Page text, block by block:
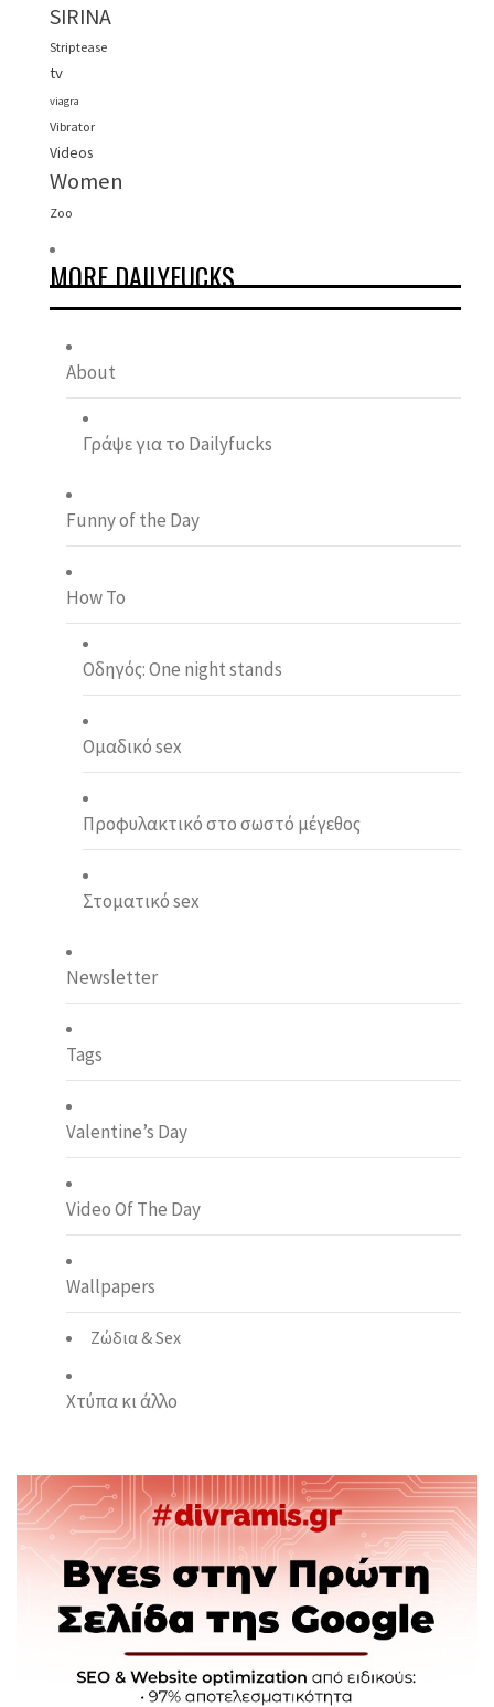
SIRINA
Striptease
tv
viagra
Vibrator
Videos
Women
Zoo
MORE DAILYFUCKS
About
Γράψε για το Dailyfucks
Funny of the Day
How To
Οδηγός: One night stands
Ομαδικό sex
Προφυλακτικό στο σωστό μέγεθος
Στοματικό sex
Newsletter
Tags
Valentine’s Day
Video Of The Day
Wallpapers
Ζώδια & Sex
Χτύπα κι άλλο